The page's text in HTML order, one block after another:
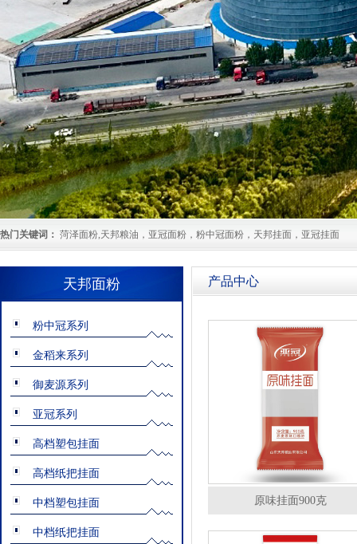
热门关键词： 菏泽面粉,天邦粮油，亚冠面粉，粉中冠面粉，天邦挂面，亚冠挂面
天邦面粉
粉中冠系列
金稻来系列
御麦源系列
亚冠系列
高档塑包挂面
高档纸把挂面
中档塑包挂面
中档纸把挂面
产品中心
原味挂面900克